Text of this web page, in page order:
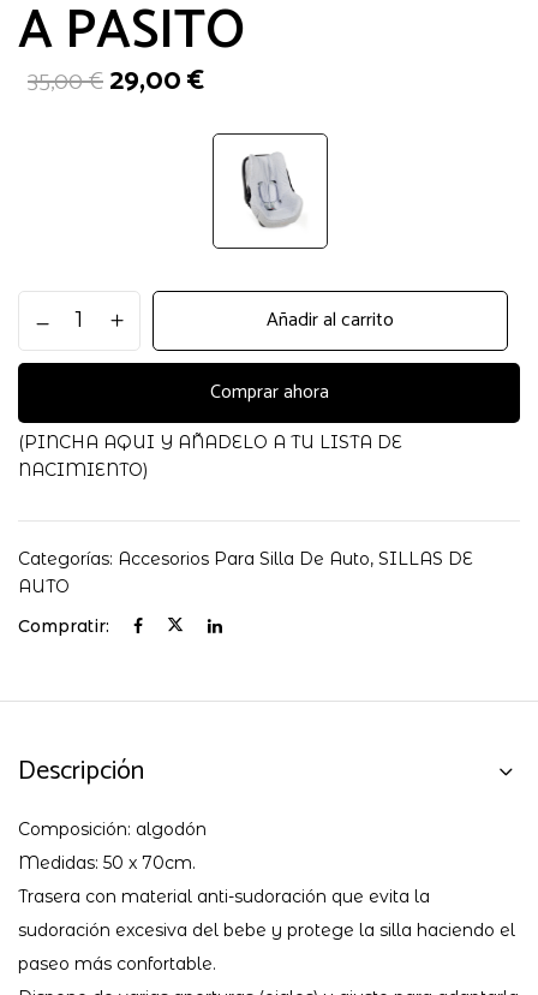
A PASITO
35,00€El
precio
29,00€Elprecio
es:
29,00 €.
GRUPO
0
AZUL
PASITO
A
cantidad
Añadir al carrito
Comprar ahora
(PINCHA AQUI Y AÑADELO A TU LISTA DE
NACIMIENTO)
Categorías: Accesorios Para Silla De Auto, SILLAS DE
AUTO
Compratir:
Descripción
Composición: algodón
Medidas: 50 x 70cm.
Trasera con material anti-sudoración que evita la
sudoración excesiva del bebe y protege la silla haciendo el
paseo más confortable.